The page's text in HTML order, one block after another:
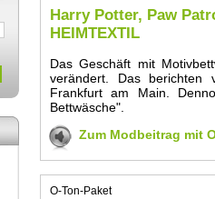
Harry Potter, Paw
HEIMTEXTIL
Das Geschäft mit
verändert. Das berichten
Frankfurt am Main.
Bettwäsche".
Zum Modbeitrag mit
O-Ton-Paket